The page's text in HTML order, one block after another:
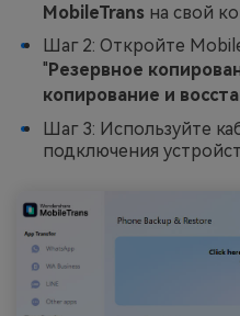
MobileTrans на свой
Шаг 2: Откройте
" Резервное
копирование и
Шаг 3: Используйте
подключения